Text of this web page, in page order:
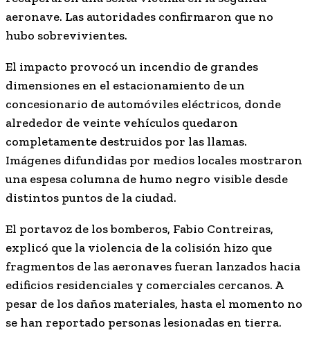
aeronave. Las autoridades confirmaron que no
hubo sobrevivientes.
El impacto provocó un incendio de grandes
dimensiones en el estacionamiento de un
concesionario de automóviles eléctricos, donde
alrededor de veinte vehículos quedaron
completamente destruidos por las llamas.
Imágenes difundidas por medios locales mostraron
una espesa columna de humo negro visible desde
distintos puntos de la ciudad.
El portavoz de los bomberos, Fabio Contreiras,
explicó que la violencia de la colisión hizo que
fragmentos de las aeronaves fueran lanzados hacia
edificios residenciales y comerciales cercanos. A
pesar de los daños materiales, hasta el momento no
se han reportado personas lesionadas en tierra.